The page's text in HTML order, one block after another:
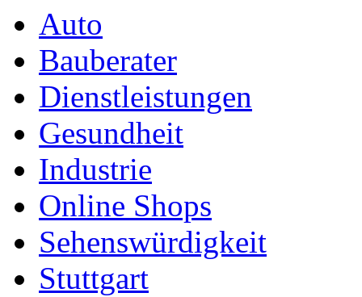
Auto
Bauberater
Dienstleistungen
Gesundheit
Industrie
Online Shops
Sehenswürdigkeit
Stuttgart